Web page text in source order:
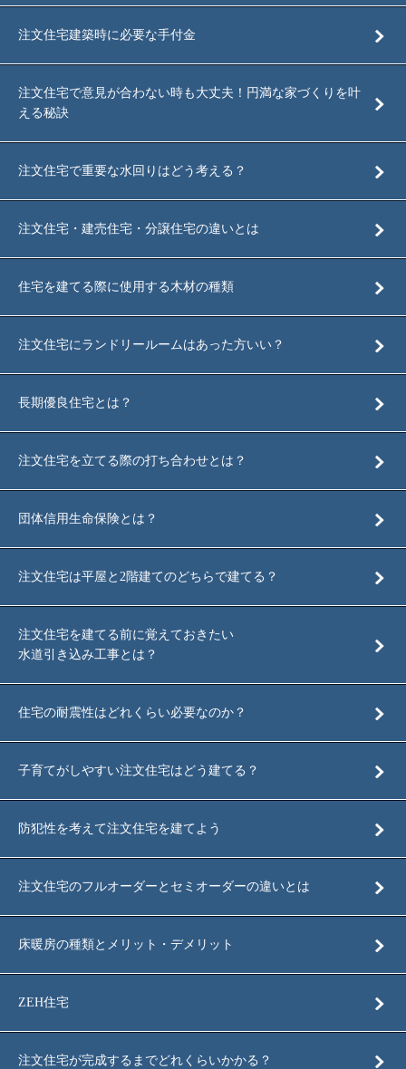
注文住宅建築時に必要な手付金
注文住宅で意見が合わない時も大丈夫！円満な家づくりを叶
える秘訣
注文住宅で重要な水回りはどう考える？
注文住宅・建売住宅・分譲住宅の違いとは
住宅を建てる際に使用する木材の種類
注文住宅にランドリールームはあった方いい？
長期優良住宅とは？
注文住宅を立てる際の打ち合わせとは？
団体信用生命保険とは？
注文住宅は平屋と2階建てのどちらで建てる？
注文住宅を建てる前に覚えておきたい
水道引き込み工事とは？
住宅の耐震性はどれくらい必要なのか？
子育てがしやすい注文住宅はどう建てる？
防犯性を考えて注文住宅を建てよう
注文住宅のフルオーダーとセミオーダーの違いとは
床暖房の種類とメリット・デメリット
ZEH住宅
注文住宅が完成するまでどれくらいかかる？